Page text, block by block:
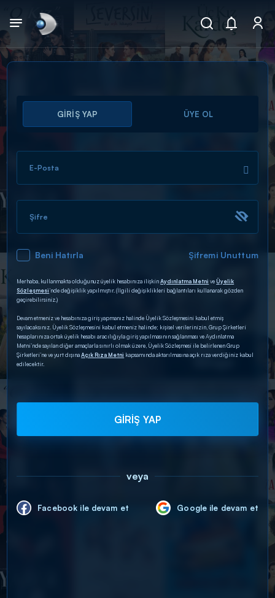
Arama
ARAMA SONUÇLARI
DİĞER SONUÇLAR
GİRİŞ YAP ÜYE OL
E-Posta
Şifre
Beni Hatırla Şifremi Unuttum
Merhaba, kullanmakta olduğunuz üyelik hesabınıza ilişkinAydınlatma Metni veÜyelik
Sözleşmesi’nde değişiklik yapılmıştır. (İlgili değişiklikleri bağlantıları kullanarak gözden
geçirebilirsiniz.)
Devam etmeniz ve hesabınıza giriş yapmanız halinde Üyelik Sözleşmesini kabul etmiş
sayılacaksınız. Üyelik Sözleşmesini kabul etmeniz halinde; kişisel verilerinizin, Grup Şirketleri
hesaplarınıza ortak üyelik hesabı aracılığıyla giriş yapılmasının sağlanması ve Aydınlatma
Metni’nde sayılan diğer amaçlarla sınırlı olmak üzere, Üyelik Sözleşmesi ile belirlenen Grup
Şirketleri’ne ve yurt dışınaAçık Rıza Metni kapsamında aktarılmasına açık rıza verdiğiniz kabul
edilecektir.
GİRİŞ YAP
veya
Facebook ile devam et Google ile devam et